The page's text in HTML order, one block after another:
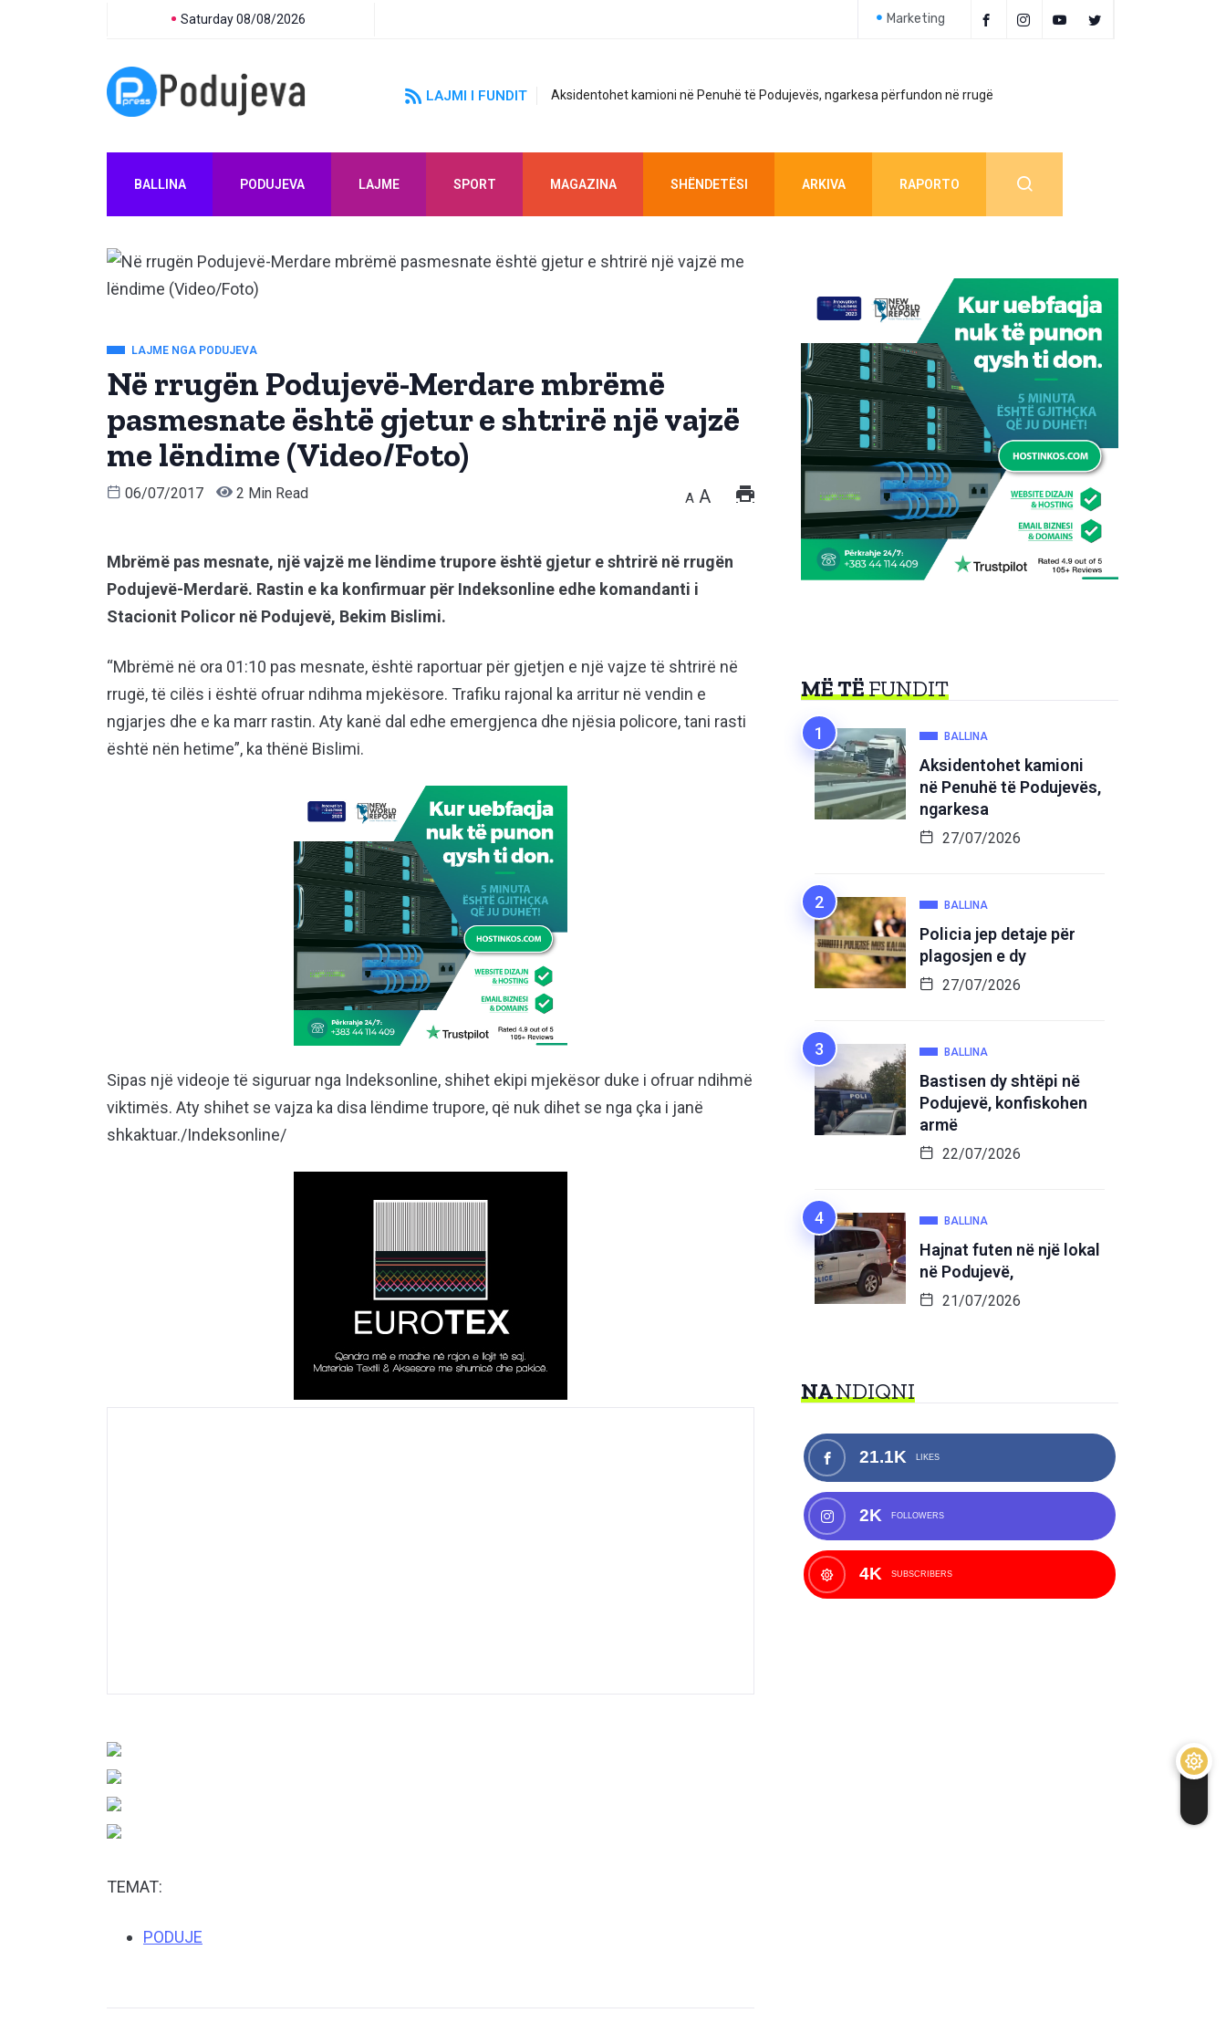
Saturday 08/08/2026 Marketing
LAJMI I FUNDIT Aksidentohet kamioni në Penuhë të Podujevës, ngarkesa përfundon në rrugë
BALLINA PODUJEVA LAJME SPORT MAGAZINA SHËNDETËSI ARKIVA RAPORTO
LAJME NGA PODUJEVA
Në rrugën Podujevë-Merdare mbrëmë
pasmesnate është gjetur e shtrirë një vajzë
me lëndime (Video/Foto)
06/07/2017 2 Min Read A A
Mbrëmë pas mesnate, një vajzë me lëndime trupore është gjetur e shtrirë në rrugën
Podujevë-Merdarë. Rastin e ka konfirmuar për Indeksonline edhe komandanti i
Stacionit Policor në Podujevë, Bekim Bislimi.
“Mbrëmë në ora 01:10 pas mesnate, është raportuar për gjetjen e një vajze të shtrirë në
rrugë, të cilës i është ofruar ndihma mjekësore. Trafiku rajonal ka arritur në vendin e
ngjarjes dhe e ka marr rastin. Aty kanë dal edhe emergjenca dhe njësia policore, tani rasti
është nën hetime”, ka thënë Bislimi.
Sipas një videoje të siguruar nga Indeksonline, shihet ekipi mjekësor duke i ofruar ndihmë
viktimës. Aty shihet se vajza ka disa lëndime trupore, që nuk dihet se nga çka i janë
shkaktuar./Indeksonline/
TEMAT:
PODUJE
MË TËFUNDIT
BALLINA
Aksidentohet kamioni
në Penuhë të Podujevës,
ngarkesa
27/07/2026
BALLINA
Policia jep detaje për
plagosjen e dy
27/07/2026
BALLINA
Bastisen dy shtëpi në
Podujevë, konfiskohen
armë
22/07/2026
BALLINA
Hajnat futen në një lokal
në Podujevë,
21/07/2026
NANDIQNI
21.1K LIKES
2K FOLLOWERS
4K SUBSCRIBERS